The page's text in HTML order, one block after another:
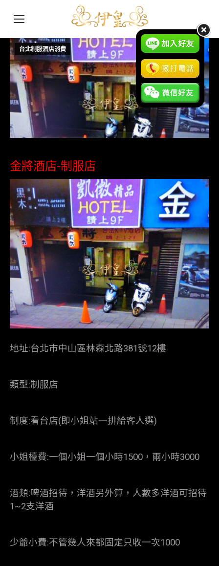
7 月
1
2016
台北制服酒店消費
金將酒店-制服店
地址:台北市中山區林森北路381號12樓
類型:制服店
制度:看台店(即小姐站一排給客人選)
小姐檯費:一個小姐一個小時1500，兩小時3000
酒類:啤酒招待，洋酒另外算，人數多洋酒可招待
1~2支洋酒
少爺小費:不管幾人來都固定只收一次1000